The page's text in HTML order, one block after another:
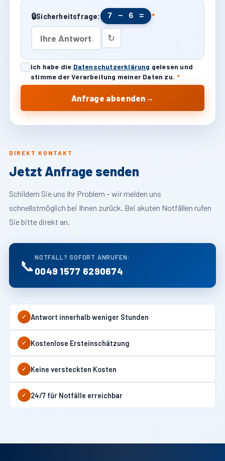
DIREKT KONTAKT
Jetzt Anfrage senden
Schildern Sie uns Ihr Problem – wir melden uns
schnellstmöglich bei Ihnen zurück. Bei akuten Notfällen rufen
Sie bitte direkt an.
📞 NOTFALL? SOFORT ANRUFEN:
0049 1577 6290674
✓ Antwort innerhalb weniger Stunden
✓ Kostenlose Ersteinschätzung
✓ Keine versteckten Kosten
✓ 24/7 für Notfälle erreichbar
🔒Sicherheitsfrage: 7 − 6 = *
↻
Ich habe die Datenschutzerklärung gelesen und
stimme der Verarbeitung meiner Daten zu. *
Anfrage absenden →